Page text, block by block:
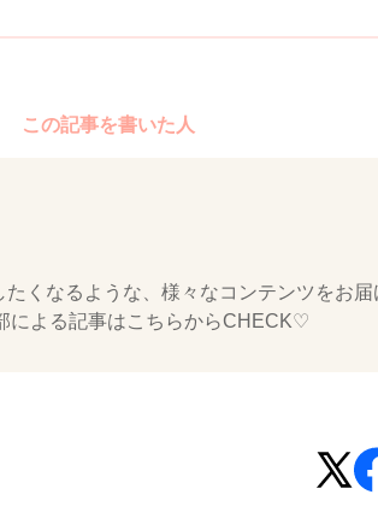
この記事を書いた人
くなるような、様々なコンテンツをお届
による記事はこちらからCHECK♡